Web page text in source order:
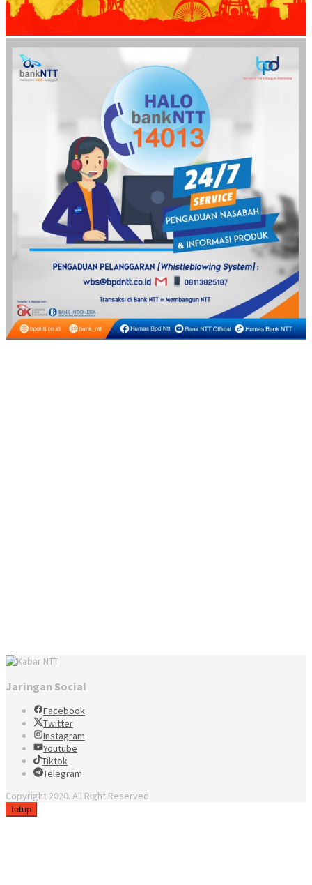
Jaringan Social
Facebook
Twitter
Instagram
Youtube
Tiktok
Telegram
Copyright 2020. All Right Reserved.
tutup